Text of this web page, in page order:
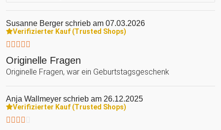
Susanne Berger schrieb am 07.03.2026
Verifizierter Kauf (Trusted Shops)
Originelle Fragen
Originelle Fragen, war ein Geburtstagsgeschenk
Anja Wallmeyer schrieb am 26.12.2025
Verifizierter Kauf (Trusted Shops)